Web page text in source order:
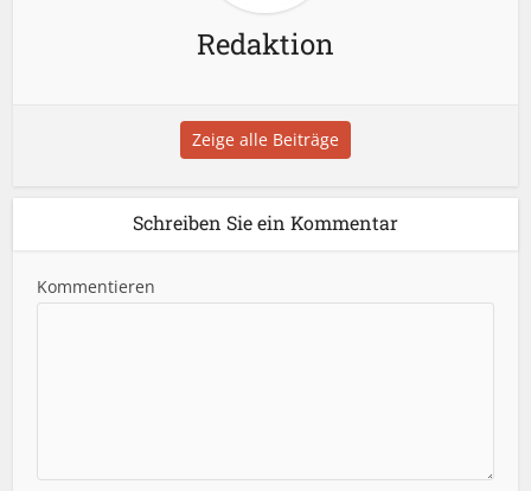
Redaktion
Zeige alle Beiträge
Schreiben Sie ein Kommentar
Kommentieren